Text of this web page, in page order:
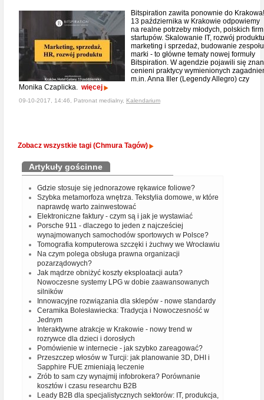
Bitspiration zawita ponownie do Krakowa!
13 października w Krakowie odpowiemy
na realne potrzeby młodych, polskich
startupów. Skalowanie IT, rozwój
marketing i sprzedaż, budowanie
marki - to główne tematy nowej formuły
Bitspiration. W agendzie pojawili się
cenieni praktycy wymienionych
m.in. Anna Iller (Legendy Allegro) czy
Monika Czaplicka. więcej
09-10-2017, 14:46, Patronat medialny, Kalendarium
Zobacz wszystkie tagi (Chmura Tagów)
Artykuły gościnne
Gdzie stosuje się jednorazowe rękawice foliowe?
Szybka metamorfoza wnętrza. Tekstylia domowe, w które
naprawdę warto zainwestować
Elektroniczne faktury - czym są i jak je wystawiać
Porsche 911 - dlaczego to jeden z najcześciej
wynajmowanych samochodów sportowych w Polsce?
Tomografia komputerowa szczęki i żuchwy we Wrocławiu
Na czym polega obsługa prawna organizacji
pozarządowych?
Jak mądrze obniżyć koszty eksploatacji auta?
Nowoczesne systemy LPG w dobie zaawansowanych
silników
Innowacyjne rozwiązania dla sklepów - nowe standardy
Ceramika Bolesławiecka: Tradycja i Nowoczesność w
Jednym
Interaktywne atrakcje w Krakowie - nowy trend w
rozrywce dla dzieci i dorosłych
Pomówienie w internecie - jak szybko zareagować?
Przeszczep włosów w Turcji: jak planowanie 3D, DHI i
Sapphire FUE zmieniają leczenie
Zrób to sam czy wynajmij infobrokera? Porównanie
kosztów i czasu researchu B2B
Leady B2B dla specjalistycznych sektorów: IT, produkcja,